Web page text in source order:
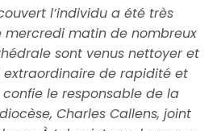
l’individu a été très
mercredi matin de nombreux
sont venus nettoyer et
de rapidité et
le responsable de la
Charles Callens, joint